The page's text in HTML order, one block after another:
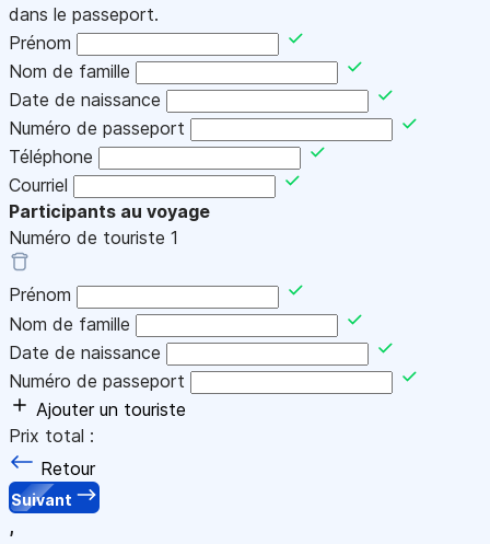
dans le passeport.
Prénom
Nom de famille
Date de naissance
Numéro de passeport
Téléphone
Courriel
Participants au voyage
Numéro de touriste 1
Prénom
Nom de famille
Date de naissance
Numéro de passeport
Ajouter un touriste
Prix total :
Retour
Suivant
,